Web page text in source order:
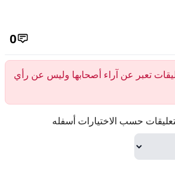
0
تعبر عن آراء أصحابها وليس عن رأي
حسب الاختيارات أسفله